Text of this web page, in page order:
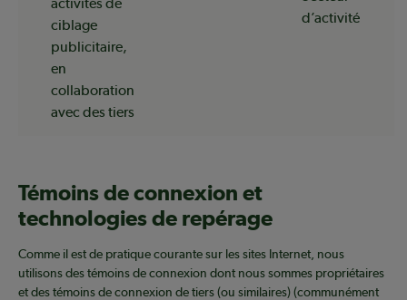
ciblage
publicitaire,
en
collaboration
avec des tiers
d’activité
Témoins de connexion et
technologies de repérage
Comme il est de pratique courante sur les sites Internet, nous
utilisons des témoins de connexion dont nous sommes propriétaires
et des témoins de connexion de tiers (ou similaires) (communément